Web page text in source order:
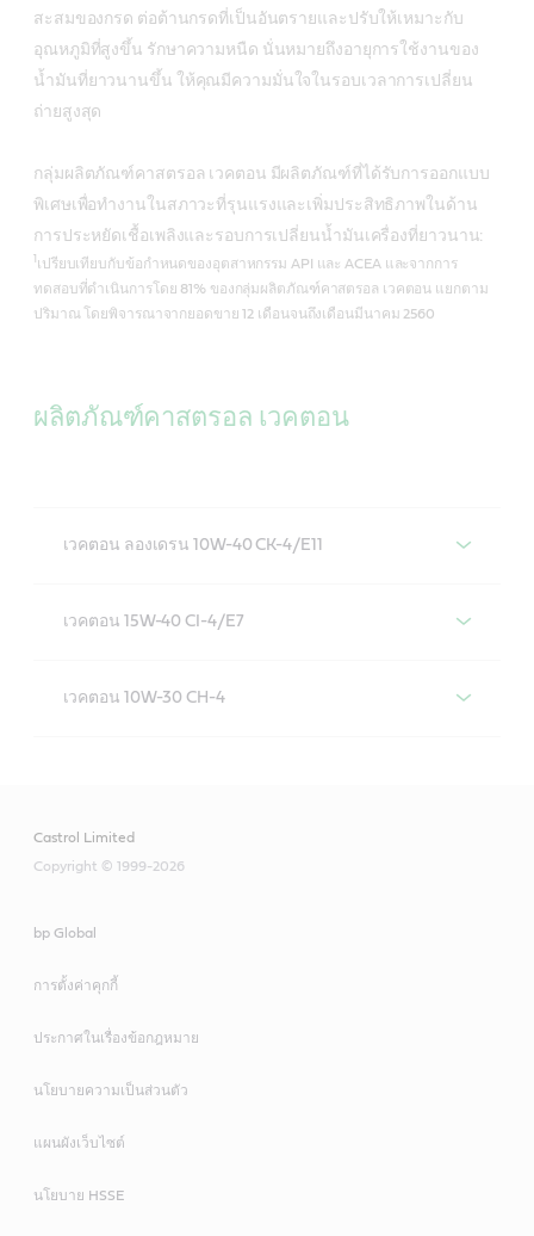
สะสมของกรด ต่อต้านกรดที่เป็นอันตรายและปรับให้เหมาะกับ
อุณหภูมิที่สูงขึ้น รักษาความหนืด นั่นหมายถึงอายุการใช้งานของ
น้ำมันที่ยาวนานขึ้น ให้คุณมีความมั่นใจในรอบเวลาการเปลี่ยน
ถ่ายสูงสุด
กลุ่มผลิตภัณฑ์คาสตรอล เวคตอน มีผลิตภัณฑ์ที่ได้รับการออกแบบ
พิเศษเพื่อทำงานในสภาวะที่รุนแรงและเพิ่มประสิทธิภาพในด้าน
การประหยัดเชื้อเพลิงและรอบการเปลี่ยนน้ำมันเครื่องที่ยาวนาน:
เปรียบเทียบกับข้อกำหนดของอุตสาหกรรม API และ ACEA และจากการ
ทดสอบที่ดำเนินการโดย 81% ของกลุ่มผลิตภัณฑ์คาสตรอล เวคตอน แยกตาม
ปริมาณ โดยพิจารณาจากยอดขาย 12 เดือนจนถึงเดือนมีนาคม 2560
ผลิตภัณฑ์คาสตรอล เวคตอน
เวคตอน ลองเดรน 10W-40 CK-4/E11
เวคตอน 15W-40 CI-4/E7
เวคตอน 10W-30 CH-4
Castrol Limited
Copyright © 1999-2026
bp Global
การตั้งค่าคุกกี้
ประกาศในเรื่องข้อกฎหมาย
นโยบายความเป็นส่วนตัว
แผนผังเว็บไซต์
นโยบาย HSSE